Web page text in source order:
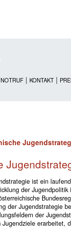
NOTRUF | KONTAKT |
ist ein
der Jugendpolitik
der Jugendstrategie
der
Jugendziele erarbeitet,